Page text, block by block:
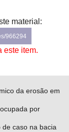
material:
966294
este item.
da erosão em
por
caso na bacia